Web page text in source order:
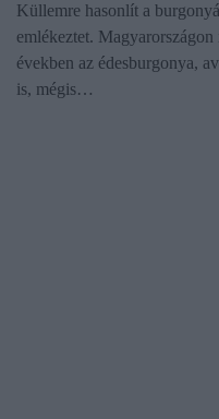
Küllemre hasonlít a
emlékeztet.
években az édesburgonya,
is, mégis…